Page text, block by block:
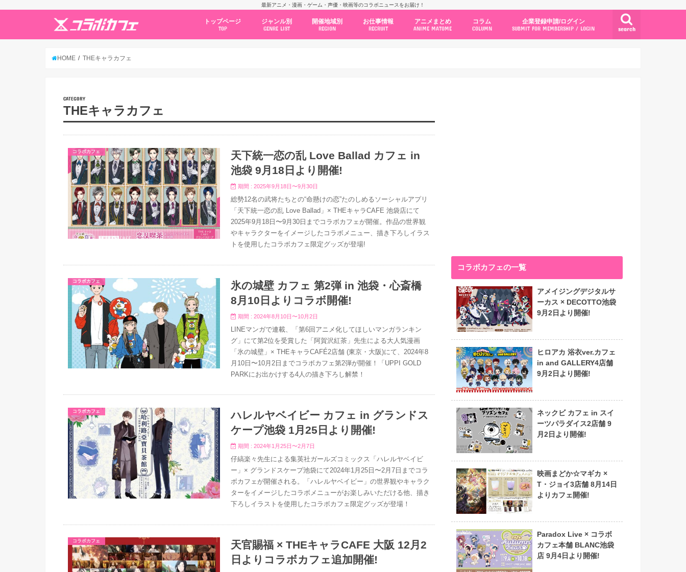
最新アニメ・漫画・ゲーム・声優・映画等のコラボニュースをお届け！
search
トップページ
TOP
ジャンル別
GENRE LIST
開催地域別
REGION
お仕事情報
RECRUIT
アニメまとめ
ANIME MATOME
コラム
COLUMN
企業登録申請/ログイン
SUBMIT FOR MEMBERSHIP / LOGIN
HOME THEキャラカフェ
CATEGORY
THEキャラカフェ
コラボカフェ
天下統一恋の乱 Love Ballad カフェ in
池袋 9月18日より開催!
期間 : 2025年9月18日〜9月30日
総勢12名の武将たちとの“命懸けの恋”たのしめるソーシャルアプリ
「天下統一恋の乱 Love Ballad」× THEキャラCAFE 池袋店にて
2025年9月18日〜9月30日までコラボカフェが開催。作品の世界観
やキャラクターをイメージしたコラボメニュー、描き下ろしイラス
トを使用したコラボカフェ限定グッズが登場!
コラボカフェ
氷の城壁 カフェ 第2弾 in 池袋・心斎橋
8月10日よりコラボ開催!
期間 : 2024年8月10日〜10月2日
LINEマンガで連載、「第6回アニメ化してほしいマンガランキン
グ」にて第2位を受賞した「阿賀沢紅茶」先生による大人気漫画
「氷の城壁」× THEキャラCAFÉ2店舗 (東京・大阪)にて、2024年8
月10日〜10月2日までコラボカフェ第2弾が開催！「UPPI GOLD
PARKにお出かけする4人の描き下ろし解禁！
コラボカフェ
ハレルヤベイビー カフェ in グランドス
ケープ池袋 1月25日より開催!
期間 : 2024年1月25日〜2月7日
仔縞楽々先生による集英社ガールズコミックス「ハレルヤベイビ
ー」× グランドスケープ池袋にて2024年1月25日〜2月7日までコラ
ボカフェが開催される。「ハレルヤベイビー」の世界観やキャラク
ターをイメージしたコラボメニューがお楽しみいただける他、描き
下ろしイラストを使用したコラボカフェ限定グッズが登場！
コラボカフェ
天官賜福 × THEキャラCAFE 大阪 12月2
日よりコラボカフェ追加開催!
コラボカフェの一覧
アメイジングデジタルサ
ーカス × DECOTTO池袋
9月2日より開催!
ヒロアカ 浴衣ver.カフェ
in and GALLERY4店舗
9月2日より開催!
ネックビ カフェ in スイ
ーツパラダイス2店舗 9
月2日より開催!
映画まどか☆マギカ ×
T・ジョイ3店舗 8月14日
よりカフェ開催!
Paradox Live × コラボ
カフェ本舗 BLANC池袋
店 9月4日より開催!